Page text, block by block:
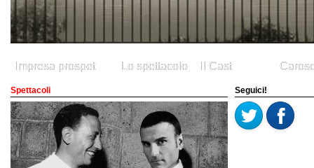
Impresa prospet Lo spettacolo Il Cast
Spettacoli Seguici!